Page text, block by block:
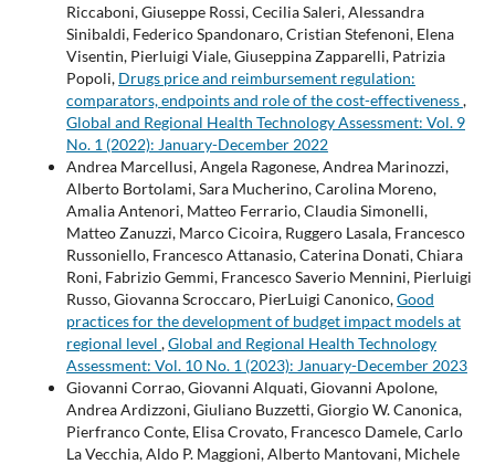
Riccaboni, Giuseppe Rossi, Cecilia Saleri, Alessandra
Sinibaldi, Federico Spandonaro, Cristian Stefenoni, Elena
Visentin, Pierluigi Viale, Giuseppina Zapparelli, Patrizia
Popoli, Drugs price and reimbursement regulation:
comparators, endpoints and role of the cost-effectiveness,
Global and Regional Health Technology Assessment: Vol. 9
No. 1 (2022): January-December 2022
Andrea Marcellusi, Angela Ragonese, Andrea Marinozzi,
Alberto Bortolami, Sara Mucherino, Carolina Moreno,
Amalia Antenori, Matteo Ferrario, Claudia Simonelli,
Matteo Zanuzzi, Marco Cicoira, Ruggero Lasala, Francesco
Russoniello, Francesco Attanasio, Caterina Donati, Chiara
Roni, Fabrizio Gemmi, Francesco Saverio Mennini, Pierluigi
Russo, Giovanna Scroccaro, PierLuigi Canonico,Good
practices for the development of budget impact models at
regional level ,Global and Regional Health Technology
Assessment: Vol. 10 No. 1 (2023): January-December 2023
Giovanni Corrao, Giovanni Alquati, Giovanni Apolone,
Andrea Ardizzoni, Giuliano Buzzetti, Giorgio W. Canonica,
Pierfranco Conte, Elisa Crovato, Francesco Damele, Carlo
La Vecchia, Aldo P. Maggioni, Alberto Mantovani, Michele